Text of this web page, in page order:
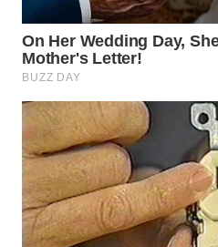
WN
PAKPAK
WN
KARAWANG
WN
BEKASI
WN